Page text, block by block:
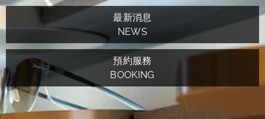
最新消息
NEWS
預約服務
BOOKING